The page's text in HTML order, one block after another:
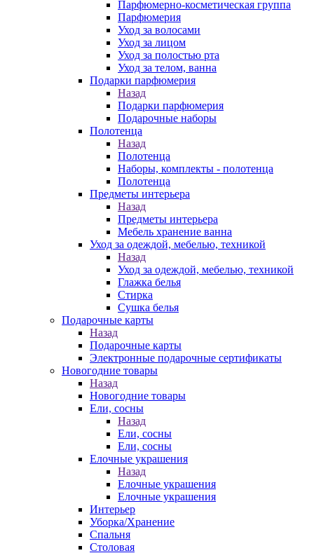
Парфюмерно-косметическая группа
Парфюмерия
Уход за волосами
Уход за лицом
Уход за полостью рта
Уход за телом, ванна
Подарки парфюмерия
Назад
Подарки парфюмерия
Подарочные наборы
Полотенца
Назад
Полотенца
Наборы, комплекты - полотенца
Полотенца
Предметы интерьера
Назад
Предметы интерьера
Мебель хранение ванна
Уход за одеждой, мебелью, техникой
Назад
Уход за одеждой, мебелью, техникой
Глажка белья
Стирка
Сушка белья
Подарочные карты
Назад
Подарочные карты
Электронные подарочные сертификаты
Новогодние товары
Назад
Новогодние товары
Ели, сосны
Назад
Ели, сосны
Ели, сосны
Елочные украшения
Назад
Елочные украшения
Елочные украшения
Интерьер
Уборка/Хранение
Спальня
Столовая